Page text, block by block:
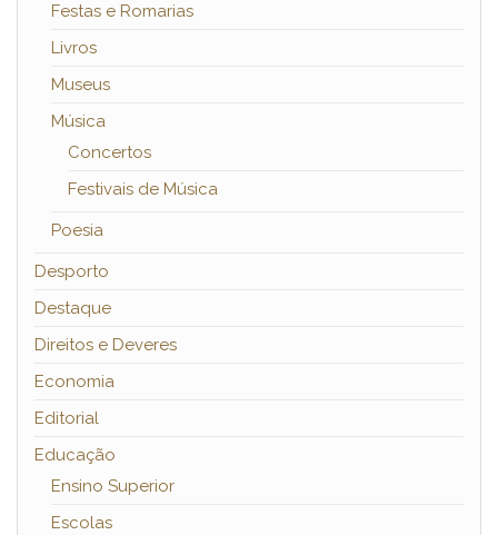
Festas e Romarias
Livros
Museus
Música
Concertos
Festivais de Música
Poesia
Desporto
Destaque
Direitos e Deveres
Economia
Editorial
Educação
Ensino Superior
Escolas